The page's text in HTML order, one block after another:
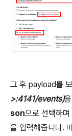
그 후 payload를
>:4141/events)
son으로 선택하
을 입력해줍니다.